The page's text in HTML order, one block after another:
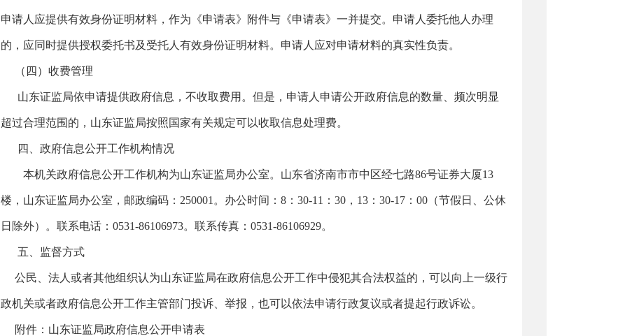
申请人应提供有效身份证明材料，作为《申请表》附件与《申请表》一并提交。申请人委托他人办理
的，应同时提供授权委托书及受托人有效身份证明材料。申请人应对申请材料的真实性负责。
（四）收费管理
山东证监局依申请提供政府信息，不收取费用。但是，申请人申请公开政府信息的数量、频次明显
超过合理范围的，山东证监局按照国家有关规定可以收取信息处理费。
四、政府信息公开工作机构情况
本机关政府信息公开工作机构为山东证监局办公室。山东省济南市市中区经七路86号证券大厦13
楼，山东证监局办公室，邮政编码：250001。办公时间：8：30-11：30，13：30-17：00（节假日、公休
日除外）。联系电话：0531-86106973。联系传真：0531-86106929。
五、监督方式
公民、法人或者其他组织认为山东证监局在政府信息公开工作中侵犯其合法权益的，可以向上一级行
政机关或者政府信息公开工作主管部门投诉、举报，也可以依法申请行政复议或者提起行政诉讼。
附件：山东证监局政府信息公开申请表